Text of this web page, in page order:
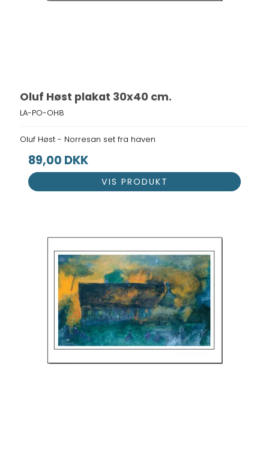
Oluf Høst plakat 30x40 cm.
LA-PO-OH8
Oluf Høst - Norresan set fra haven
89,00 DKK
VIS PRODUKT